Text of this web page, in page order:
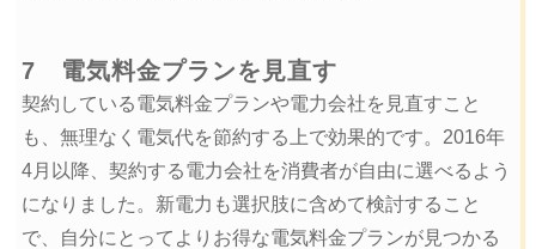
7 電気料金プランを見直す
契約している電気料金プランや電力会社を見直すこと
も、無理なく電気代を節約する上で効果的です。2016年
4月以降、契約する電力会社を消費者が自由に選べるよう
になりました。新電力も選択肢に含めて検討すること
で、自分にとってよりお得な電気料金プランが見つかる